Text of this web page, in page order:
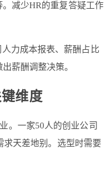
减少HR的重复答疑工作
人力成本报表、薪酬占比
薪酬调整决策。
维度
。一家50人的创业公司
求天差地别。选型时需要